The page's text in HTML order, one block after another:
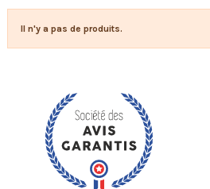
Il n'y a pas de produits.